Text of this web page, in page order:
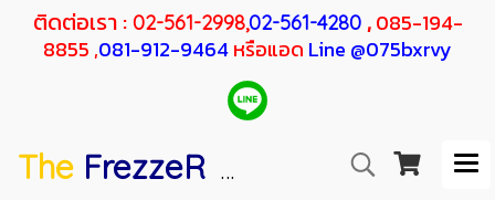
ติดต่อเรา : 02-561-2998,02-561-4280 ,085-194-
8855 ,081-912-9464หรือแอด Line @075bxrvy
The FrezzeR SANDEN F RESHER